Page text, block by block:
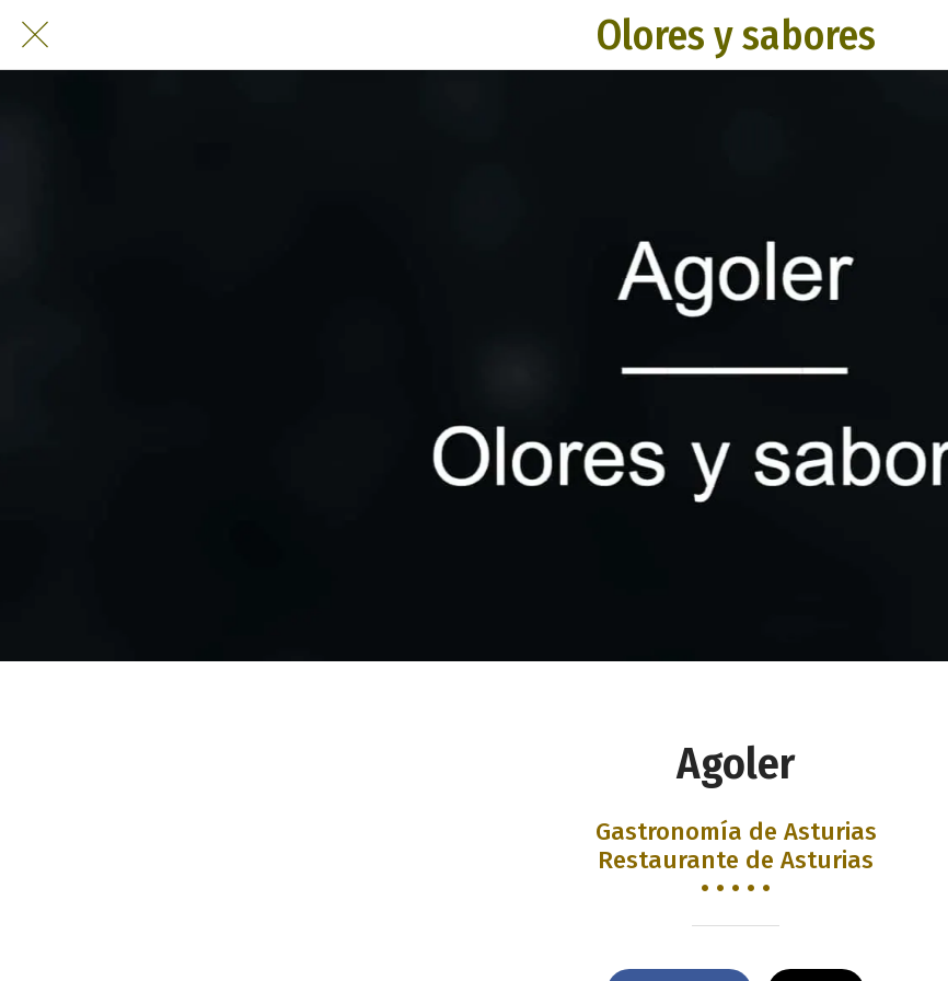
Olores y sabores
Agoler
Gastronomía de Asturias
Restaurante de Asturias
• • • • •